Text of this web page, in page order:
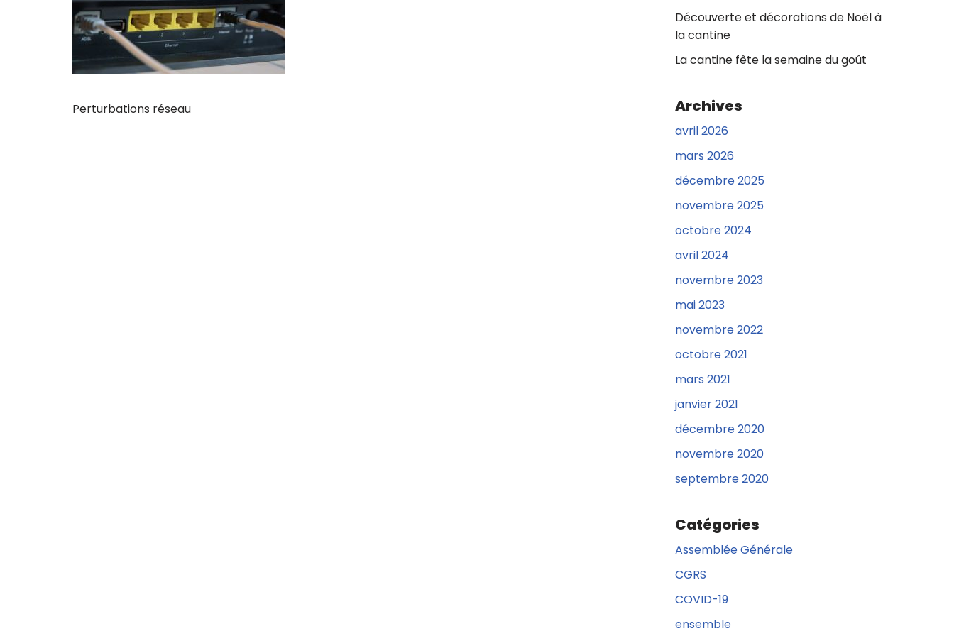
Perturbations réseau
Découverte et décorations de Noël à
la cantine
La cantine fête la semaine du goût
Archives
avril 2026
mars 2026
décembre 2025
novembre 2025
octobre 2024
avril 2024
novembre 2023
mai 2023
novembre 2022
octobre 2021
mars 2021
janvier 2021
décembre 2020
novembre 2020
septembre 2020
Catégories
Assemblée Générale
CGRS
COVID-19
ensemble